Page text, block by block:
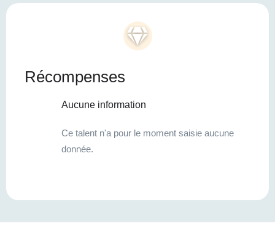
Récompenses
Aucune information
Ce talent n'a pour le moment saisie aucune
donnée.